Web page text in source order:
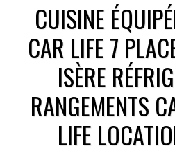
CUISINE
CAR LIFE 7
ISÈRE
RANGEMENTS
LIFE